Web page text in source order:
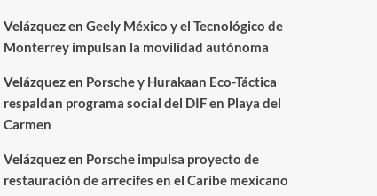
Velázquezen Geely México y el Tecnológico de
Monterrey impulsan la movilidad autónoma
Velázquezen Porsche y Hurakaan Eco-Táctica
respaldan programa social del DIF en Playa del
Carmen
Velázquezen Porsche impulsa proyecto de
restauración de arrecifes en el Caribe mexicano